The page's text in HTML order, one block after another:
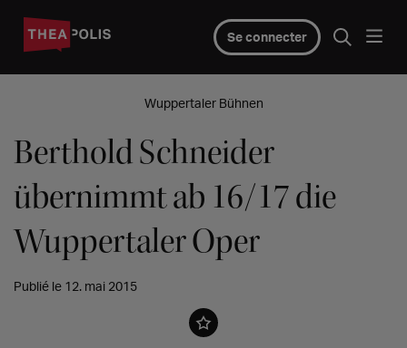
Se connecter
Wuppertaler Bühnen
Berthold Schneider
übernimmt ab 16/17 die
Wuppertaler Oper
Publié le 12. mai 2015